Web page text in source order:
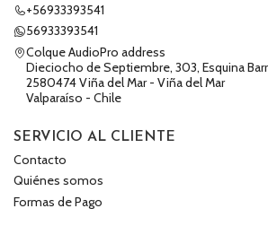
+56933393541
56933393541
Colque AudioPro address
Dieciocho de Septiembre, 303, Esquina
2580474 Viña del Mar - Viña del Mar
Valparaíso - Chile
SERVICIO AL CLIENTE
Contacto
Quiénes somos
Formas de Pago